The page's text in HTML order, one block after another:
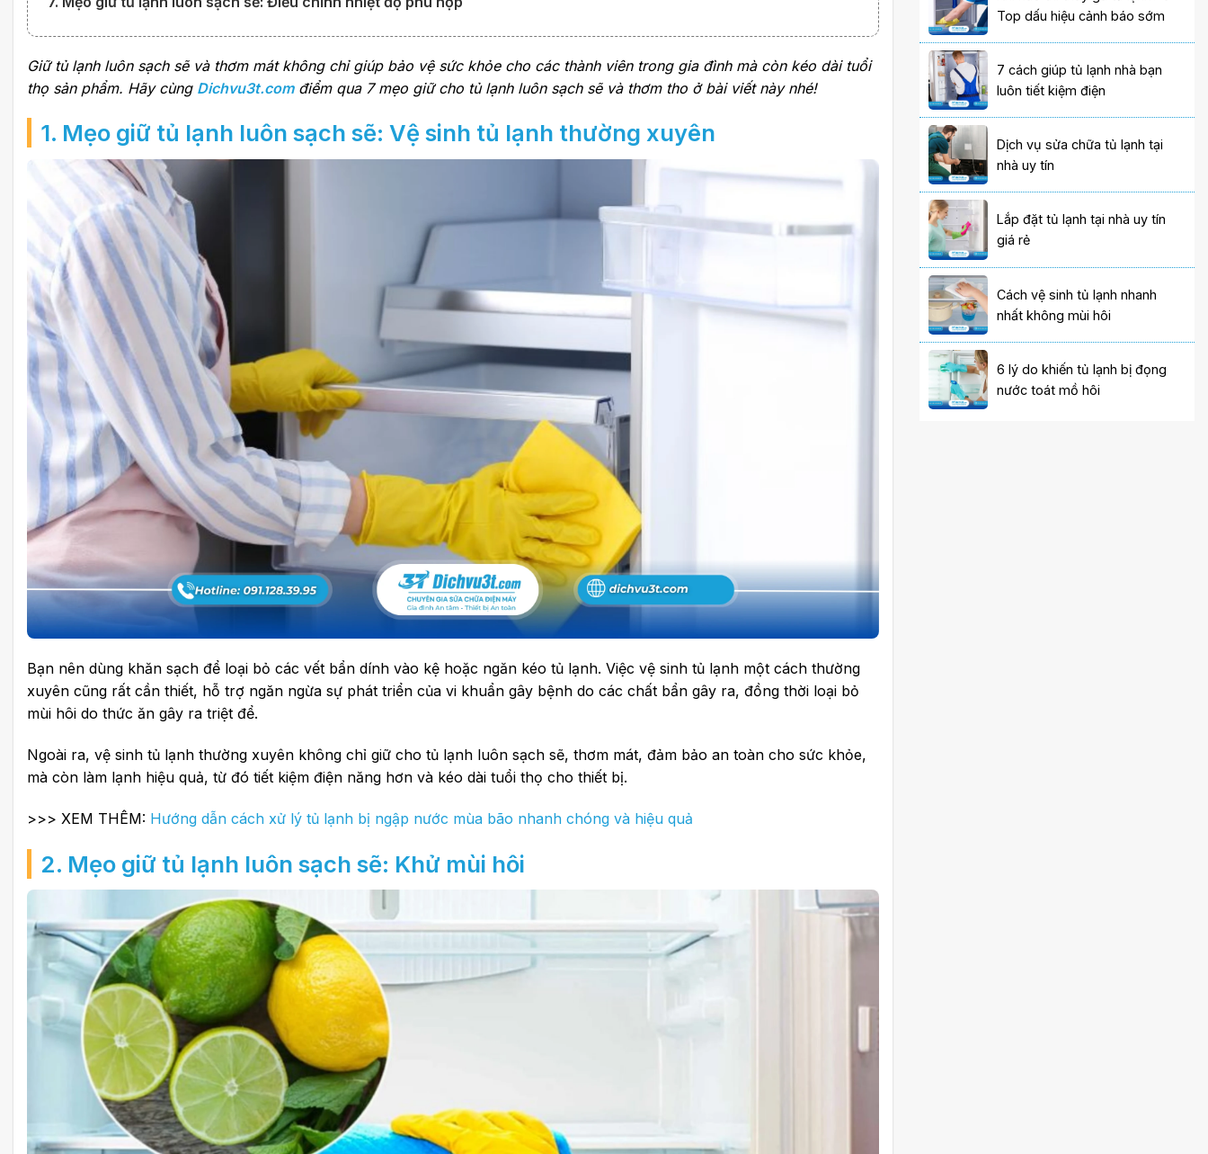
Giữ tủ lạnh luôn sạch sẽ và thơm mát không chỉ giúp bảo vệ sức khỏe cho các thành viên trong gia đình mà còn kéo dài tuổi
thọ sản phẩm. Hãy cùng Dichvu3t.comđiểm qua 7 mẹo giữ cho tủ lạnh luôn sạch sẽ và thơm tho ở bài viết này nhé!
1. Mẹo giữ tủ lạnh luôn sạch sẽ: Vệ sinh tủ lạnh thường xuyên
Bạn nên dùng khăn sạch để loại bỏ các vết bẩn dính vào kệ hoặc ngăn kéo tủ lạnh. Việc vệ sinh tủ lạnh một cách thường
xuyên cũng rất cần thiết, hỗ trợ ngăn ngừa sự phát triển của vi khuẩn gây bệnh do các chất bẩn gây ra, đồng thời loại bỏ
mùi hôi do thức ăn gây ra triệt để.
Ngoài ra, vệ sinh tủ lạnh thường xuyên không chỉ giữ cho tủ lạnh luôn sạch sẽ, thơm mát, đảm bảo an toàn cho sức khỏe,
mà còn làm lạnh hiệu quả, từ đó tiết kiệm điện năng hơn và kéo dài tuổi thọ cho thiết bị.
>>> XEM THÊM: Hướng dẫn cách xử lý tủ lạnh bị ngập nước mùa bão nhanh chóng và hiệu quả
2. Mẹo giữ tủ lạnh luôn sạch sẽ: Khử mùi hôi
Top dấu hiệu cảnh báo sớm
7 cách giúp tủ lạnh nhà bạn
luôn tiết kiệm điện
Dịch vụ sửa chữa tủ lạnh tại
nhà uy tín
Lắp đặt tủ lạnh tại nhà uy tín
giá rẻ
Cách vệ sinh tủ lạnh nhanh
nhất không mùi hôi
6 lý do khiến tủ lạnh bị đọng
nước toát mồ hôi